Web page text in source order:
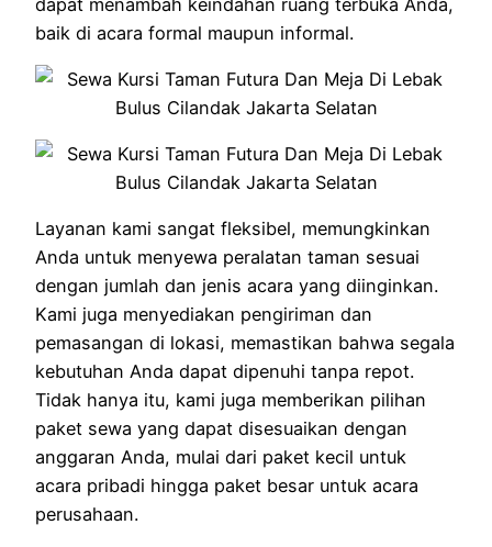
baik di acara formal maupun informal.
Layanan kami sangat fleksibel, memungkinkan
Anda untuk menyewa peralatan taman sesuai
dengan jumlah dan jenis acara yang diinginkan.
Kami juga menyediakan pengiriman dan
pemasangan di lokasi, memastikan bahwa segala
kebutuhan Anda dapat dipenuhi tanpa repot.
Tidak hanya itu, kami juga memberikan pilihan
paket sewa yang dapat disesuaikan dengan
anggaran Anda, mulai dari paket kecil untuk
acara pribadi hingga paket besar untuk acara
perusahaan.